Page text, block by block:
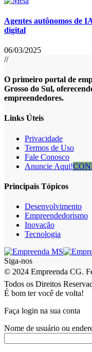
Agentes autônomos de
digital
06/03/2025
//
O primeiro portal de
Grosso do Sul,
empreendedores.
Links Úteis
Privacidade
Termos de Uso
Fale Conosco
Anuncie Aqui!
Principais Tópicos
Desenvolvimento
Empreendedorismo
Inovação
Tecnologia
Siga-nos
© 2024 Empreenda CG.
Todos os Direitos
É bom ter você de volta!
Faça login na sua conta
Nome de usuário ou